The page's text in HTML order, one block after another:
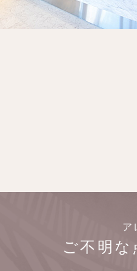
ア
ご不明